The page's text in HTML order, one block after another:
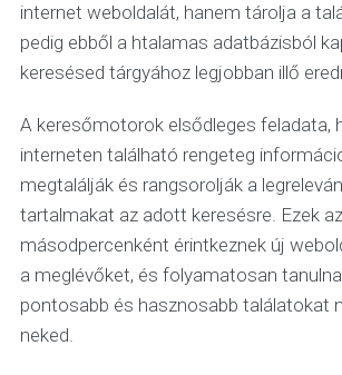
internet weboldalát, hanem tárolja a
pedig ebből a htalamas adatbázisból
keresésed tárgyához legjobban illő
A keresőmotorok elsődleges feladata,
interneten található rengeteg
megtalálják és rangsorolják a
tartalmakat az adott keresésre. Ezek
másodpercenként érintkeznek új
a meglévőket, és folyamatosan
pontosabb és hasznosabb találatokat
neked.